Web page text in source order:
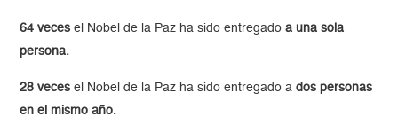
64 veces el Nobel de la Paz ha sido entregadoa una sola
persona.
28 veces el Nobel de la Paz ha sido entregado ados personas
en el mismo año.